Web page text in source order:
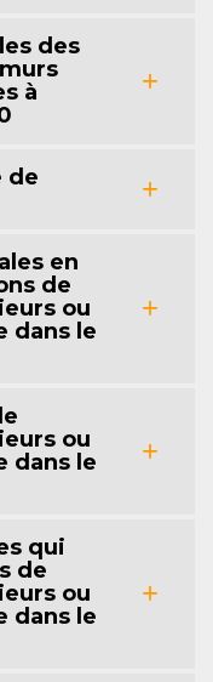
des
à
de
en
de
ou
dans le
ou
dans le
qui
de
ou
dans le